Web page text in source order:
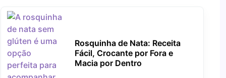
Rosquinha de Nata: Receita
Fácil, Crocante por Fora e
Macia por Dentro